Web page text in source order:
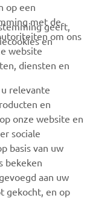
op een
met de
om ons
website
diensten en
geeft,
en
relevante
en
onze website en
sociale
basis van uw
bekeken
aan uw
gekocht, en op